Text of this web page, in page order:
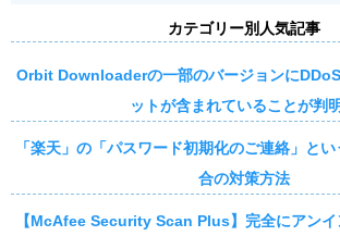
カテゴリー別人気記事
Orbit Downloaderの一部のバージョンに
ットが含まれていることが判
「楽天」の「パスワード初期化のご連絡」と
合の対策方法
【McAfee Security Scan Plus】完全にアンイ